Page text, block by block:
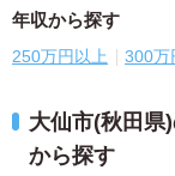
年収から探す
250万円以上 300万
大仙市(秋田県
から探す